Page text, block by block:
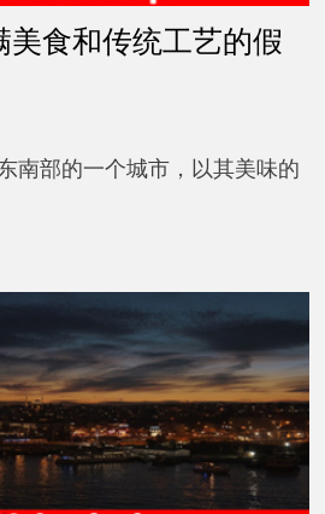
美食和传统工艺的假
南部的一个城市，以其美味的